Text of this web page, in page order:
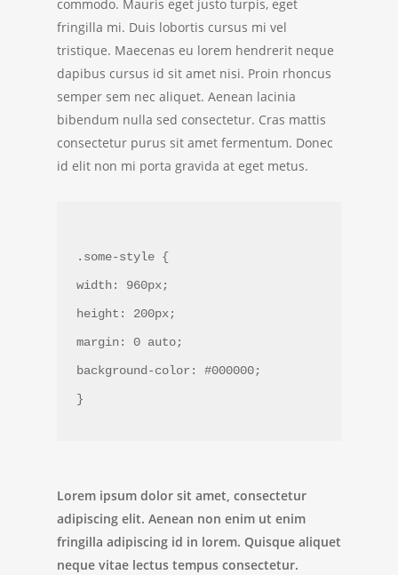
commodo. Mauris eget justo turpis, eget
fringilla mi. Duis lobortis cursus mi vel
tristique. Maecenas eu lorem hendrerit neque
dapibus cursus id sit amet nisi. Proin rhoncus
semper sem nec aliquet. Aenean lacinia
bibendum nulla sed consectetur. Cras mattis
consectetur purus sit amet fermentum. Donec
id elit non mi porta gravida at eget metus.
.some-style {
width: 960px;
height: 200px;
margin: 0 auto;
background-color: #000000;
}
Lorem ipsum dolor sit amet, consectetur
adipiscing elit. Aenean non enim ut enim
fringilla adipiscing id in lorem. Quisque aliquet
neque vitae lectus tempus consectetur.